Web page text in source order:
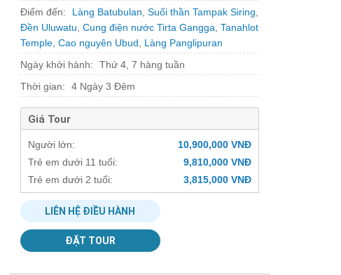
Điểm đến:
Làng Batubulan Suối thần Tampak Siring
Đền Uluwatu Cung điện nước Tirta Gangga Tanahlot
Temple, Cao nguyên Ubud
Làng Panglipuran
Ngày khởi hành:
Thứ 4, 7 hàng tuần
Thời gian:
4 Ngày 3 Đêm
Giá Tour
Người lớn:
10,900,000 VNĐ
Trẻ em dưới 11 tuổi:
9,810,000 VNĐ
Trẻ em dưới 2 tuổi:
3,815,000 VNĐ
LIÊN HỆ ĐIỀU HÀNH
ĐẶT TOUR